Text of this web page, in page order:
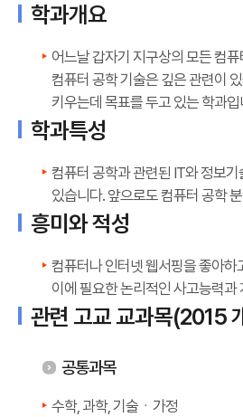
학과개요
어느날 갑자기 지구상의 모든 컴
컴퓨터 공학 기술은 깊은 관련이
키우는데 목표를 두고 있는 학과입
학과특성
컴퓨터 공학과 관련된 IT와 정보
있습니다. 앞으로도 컴퓨터 공학
흥미와 적성
컴퓨터나 인터넷 웹서핑을 좋아하
이에 필요한 논리적인 사고능력
관련 고교 교과목(2015
공통과목
수학, 과학, 기술ㆍ가정